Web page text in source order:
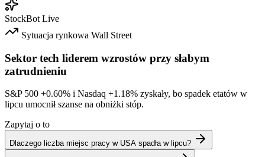
StockBot Live
Sytuacja rynkowa Wall Street
Sektor tech liderem wzrostów przy słabym
zatrudnieniu
S&P 500 +0.60% i Nasdaq +1.18% zyskały, bo spadek etatów w
lipcu umocnił szanse na obniżki stóp.
Zapytaj o to
Dlaczego liczba miejsc pracy w USA spadła w lipcu?